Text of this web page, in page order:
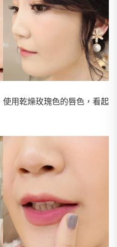
用乾燥玫瑰色的唇色，看起